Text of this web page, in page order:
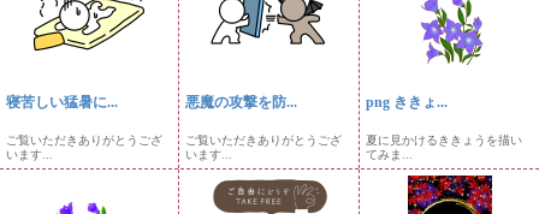
寝苦しい猛暑に...
ご覧いただきありがとうござ
います...
悪魔の攻撃を防...
ご覧いただきありがとうござ
います...
png ききょ...
夏に見かけるききょうを描い
てみま...